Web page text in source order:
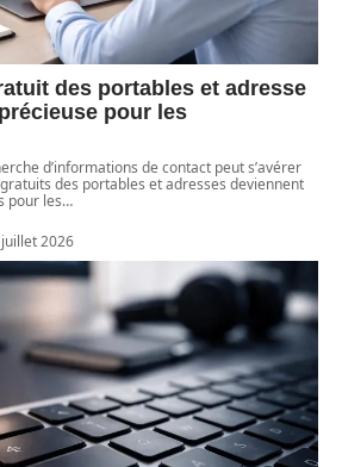
des portables et adresse
pour les
d’informations de contact peut s’avérer
des portables et adresses deviennent
pour les…
2026